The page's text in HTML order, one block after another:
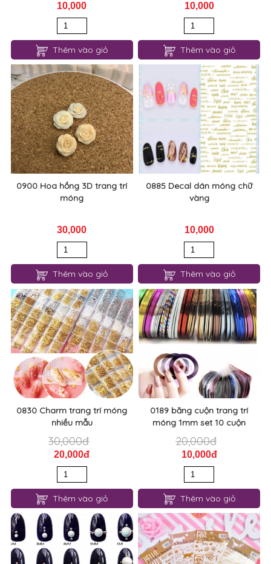
10,000
Thêm vào giỏ
10,000
Thêm vào giỏ
0900 Hoa hồng 3D trang trí
móng
30,000
Thêm vào giỏ
0885 Decal dán móng chữ
vàng
10,000
Thêm vào giỏ
0830 Charm trang trí móng
nhiều mẫu
30,000đ
20,000đ
Thêm vào giỏ
0189 băng cuộn trang trí
móng 1mm set 10 cuộn
20,000đ
10,000đ
Thêm vào giỏ